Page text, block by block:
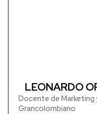
LEONARDO
Docente de Marketing
Grancolombiano